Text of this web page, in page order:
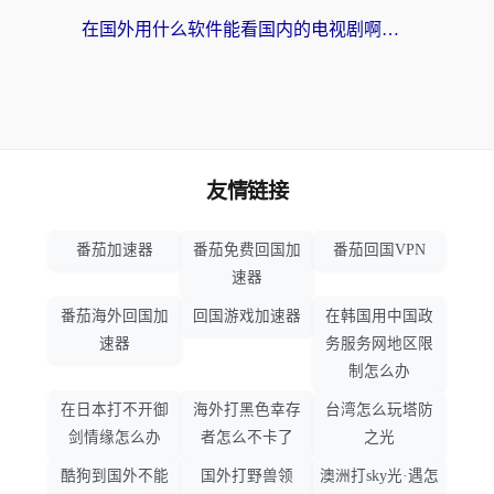
在国外用什么软件能看国内的电视剧啊？留学生亲测有效的回国加速方案
友情链接
番茄加速器
番茄免费回国加
速器
番茄回国VPN
番茄海外回国加
速器
回国游戏加速器
在韩国用中国政
务服务网地区限
制怎么办
在日本打不开御
剑情缘怎么办
海外打黑色幸存
者怎么不卡了
台湾怎么玩塔防
之光
酷狗到国外不能 国外打野兽领 澳洲打sky光·遇怎